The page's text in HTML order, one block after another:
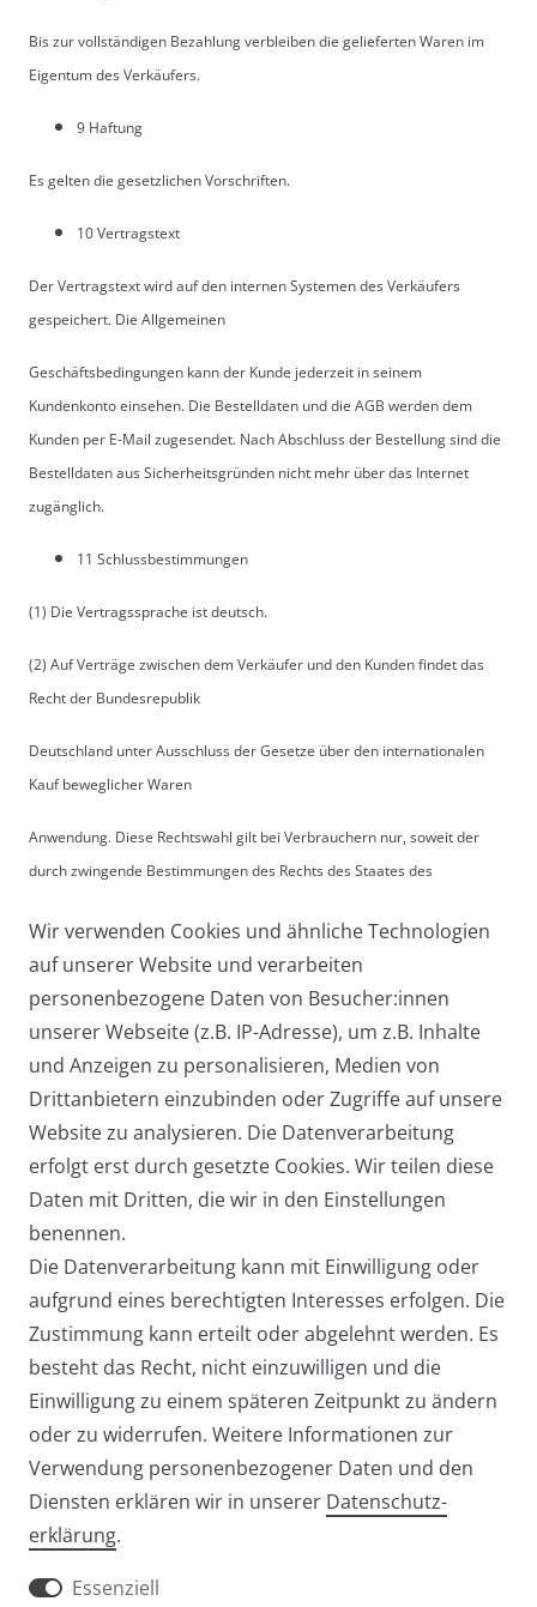
Bis zur vollständigen Bezahlung verbleiben die gelieferten Waren im
Eigentum des Verkäufers.
9 Haftung
Es gelten die gesetzlichen Vorschriften.
10 Vertragstext
Der Vertragstext wird auf den internen Systemen des Verkäufers
gespeichert. Die Allgemeinen
Geschäftsbedingungen kann der Kunde jederzeit in seinem
Kundenkonto einsehen. Die Bestelldaten und die AGB werden dem
Kunden per E-Mail zugesendet. Nach Abschluss der Bestellung sind die
Bestelldaten aus Sicherheitsgründen nicht mehr über das Internet
zugänglich.
11 Schlussbestimmungen
(1) Die Vertragssprache ist deutsch.
(2) Auf Verträge zwischen dem Verkäufer und den Kunden findet das
Recht der Bundesrepublik
Deutschland unter Ausschluss der Gesetze über den internationalen
Kauf beweglicher Waren
Anwendung. Diese Rechtswahl gilt bei Verbrauchern nur, soweit der
durch zwingende Bestimmungen des Rechts des Staates des
Kunden nicht entzogen wird.
(3) Sofern es sich beim Kunden um einen Kaufmann, eine juristische
Person des öffentlichen Rechts
oder um ein öffentlich-rechtliches Sondervermögen handelt, ist
Gerichtsstand für alle Streitigkeiten aus Vertragsverhältnissen zwischen
dem Kunden und dem Verkäufer der Sitz des Verkäufers. Dies gilt auch,
sofern der Kunde keinen allgemeinen Gerichtsstand in Deutschland
oder der EU hat, oder sein Wohnsitz oder sein gewöhnlicher Aufenthalt
im Zeitpunkt der Klageerhebung nicht bekannt ist.
http://www.rechtsanwalt-metzler.de Rechtsanwalt für
Wettbewerbsrecht, Markenrecht und Urheberrecht
Widerrufs­formular
Wir verwenden Cookies und ähnliche Technologien
auf unserer Website und verarbeiten
personenbezogene Daten von Besucher:innen
unserer Webseite (z.B. IP-Adresse), um z.B. Inhalte
und Anzeigen zu personalisieren, Medien von
Drittanbietern einzubinden oder Zugriffe auf unsere
Website zu analysieren. Die Datenverarbeitung
erfolgt erst durch gesetzte Cookies. Wir teilen diese
Daten mit Dritten, die wir in den Einstellungen
benennen.
Die Datenverarbeitung kann mit Einwilligung oder
aufgrund eines berechtigten Interesses erfolgen. Die
Zustimmung kann erteilt oder abgelehnt werden. Es
besteht das Recht, nicht einzuwilligen und die
Einwilligung zu einem späteren Zeitpunkt zu ändern
oder zu widerrufen. Weitere Informationen zur
Verwendung personenbezogener Daten und den
Diensten erklären wir in unserer Daten­schutz­
erklärung.
Essenziell